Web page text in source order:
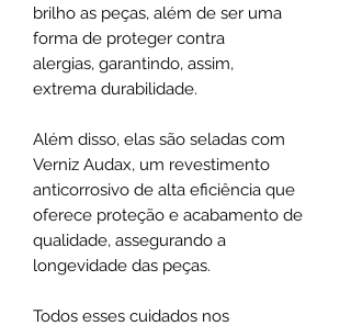
brilho as peças, além de ser uma
forma de proteger contra
alergias, garantindo, assim,
extrema durabilidade.
Além disso, elas são seladas com
Verniz Audax, um revestimento
anticorrosivo de alta eficiência que
oferece proteção e acabamento de
qualidade, assegurando a
longevidade das peças.
Todos esses cuidados nos